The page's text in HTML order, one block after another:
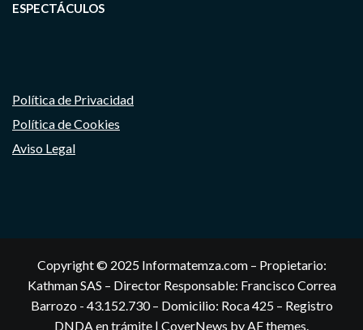
ESPECTÁCULOS
Política de Privacidad
Política de Cookies
Aviso Legal
Copyright © 2025 Informatemza.com – Propietario:
Kathman SAS – Director Responsable: Francisco Correa
Barrozo - 43.152.730 – Domicilio: Roca 425 – Registro
DNDA en trámite | CoverNews by AF themes.